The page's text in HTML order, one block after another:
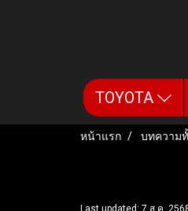
TOYOTA
หน้าแรก บทความ
Last updated: 7 ส.ค.